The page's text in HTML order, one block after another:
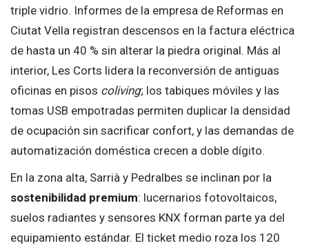
triple vidrio. Informes de la empresa de Reformas en
Ciutat Vella registran descensos en la factura eléctrica
de hasta un 40 % sin alterar la piedra original. Más al
interior, Les Corts lidera la reconversión de antiguas
oficinas en pisos coliving; los tabiques móviles y las
tomas USB empotradas permiten duplicar la densidad
de ocupación sin sacrificar confort, y las demandas de
automatización doméstica crecen a doble dígito.
En la zona alta, Sarrià y Pedralbes se inclinan por la
sostenibilidad premium: lucernarios fotovoltaicos,
suelos radiantes y sensores KNX forman parte ya del
equipamiento estándar. El ticket medio roza los 120